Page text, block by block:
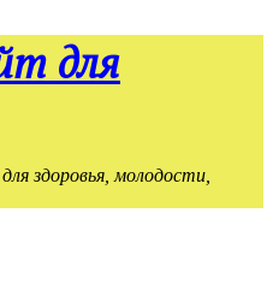
для
здоровья, молодости,